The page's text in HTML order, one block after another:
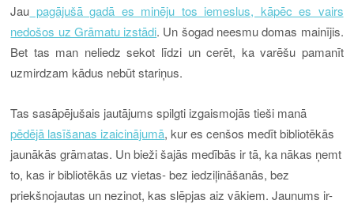
Jau pagājušā gadā es minēju tos iemeslus, kāpēc es vairs
nedošos uz Grāmatu izstādi. Un šogad neesmu domas mainījis.
Bet tas man neliedz sekot līdzi un cerēt, ka varēšu pamanīt
uzmirdzam kādus nebūt stariņus.
Tas sasāpējušais jautājums spilgti izgaismojās tieši manā
pēdējā lasīšanas izaicinājumā, kur es cenšos medīt bibliotēkās
jaunākās grāmatas. Un bieži šajās medībās ir tā, ka nākas ņemt
to, kas ir bibliotēkās uz vietas- bez iedziļināšanās, bez
priekšnojautas un nezinot, kas slēpjas aiz vākiem. Jaunums ir-